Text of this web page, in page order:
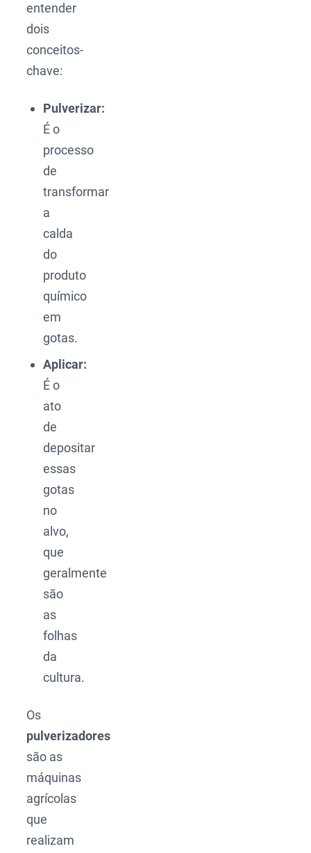
entender
dois
conceitos-
chave:
Pulverizar:
É o
processo
de
transformar
a
calda
do
produto
químico
em
gotas.
Aplicar:
É o
ato
de
depositar
essas
gotas
no
alvo,
que
geralmente
são
as
folhas
da
cultura.
Os
pulverizadores
são as
máquinas
agrícolas
que
realizam